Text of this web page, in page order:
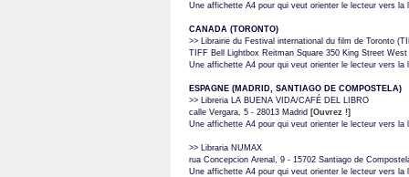
Une affichette A4 pour qui veut orienter le lecteur vers la
CANADA (TORONTO)
>> Librairie du Festival international du film de Toronto
TIFF Bell Lightbox Reitman Square 350 King Street
Une affichette A4 pour qui veut orienter le lecteur vers la
ESPAGNE (MADRID, SANTIAGO DE COMPOSTELA)
>> Libreria LA BUENA VIDA/CAFÉ DEL LIBRO
calle Vergara, 5 - 28013 Madrid [Ouvrez !]
Une affichette A4 pour qui veut orienter le lecteur vers la
>> Libraria NUMAX
rua Concepcion Arenal, 9 - 15702 Santiago de
Une affichette A4 pour qui veut orienter le lecteur vers la